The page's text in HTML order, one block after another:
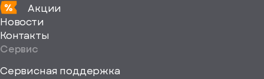
Акции
Новости
Контакты
Сервис
Сервисная поддержка